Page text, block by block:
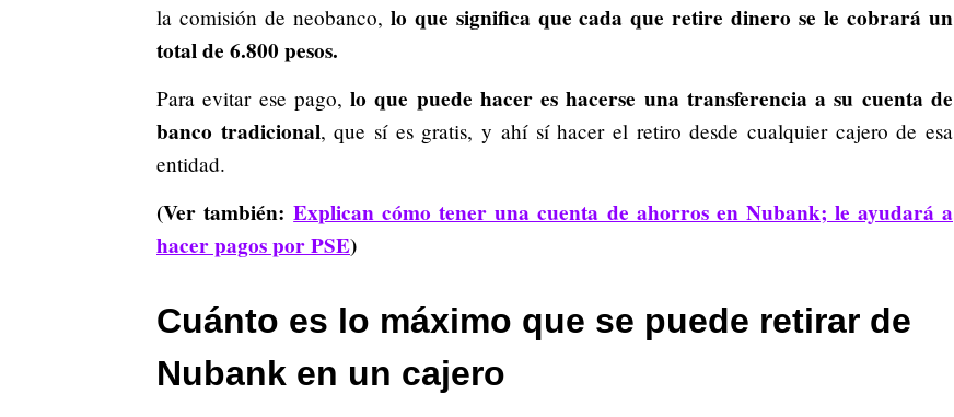
la comisión de neobanco, lo que significa que cada que retire dinero se le cobrará un
total de 6.800 pesos.
Para evitar ese pago, lo que puede hacer es hacerse una transferencia a su cuenta de
banco tradicional, que sí es gratis, y ahí sí hacer el retiro desde cualquier cajero de esa
entidad.
(Ver también:Explican cómo tener una cuenta de ahorros en Nubank; le ayudará a
hacer pagos por PSE)
Cuánto es lo máximo que se puede retirar de
Nubank en un cajero